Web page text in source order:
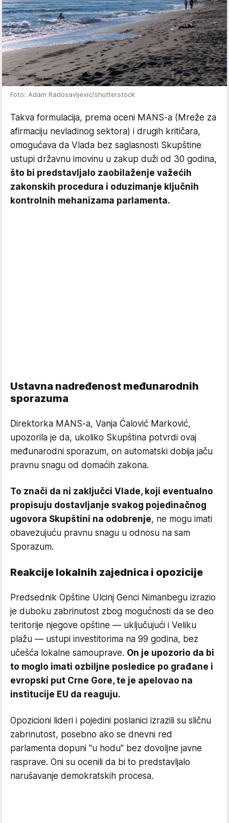
Foto: Adam Radosavljevic/shutterstock
Takva formulacija, prema oceni MANS-a (Mreže za
afirmaciju nevladinog sektora) i drugih kritičara,
omogućava da Vlada bez saglasnosti Skupštine
ustupi državnu imovinu u zakup duži od 30 godina,
što bi predstavljalo zaobilaženje važećih
zakonskih procedura i oduzimanje ključnih
kontrolnih mehanizama parlamenta.
Ustavna nadređenost međunarodnih
sporazuma
Direktorka MANS-a, Vanja Ćalović Marković,
upozorila je da, ukoliko Skupština potvrdi ovaj
međunarodni sporazum, on automatski dobija jaču
pravnu snagu od domaćih zakona.
To znači da ni zaključci Vlade, koji eventualno
propisuju dostavljanje svakog pojedinačnog
ugovora Skupštini na odobrenje, ne mogu imati
obavezujuću pravnu snagu u odnosu na sam
Sporazum.
Reakcije lokalnih zajednica i opozicije
Predsednik Opštine Ulcinj Genci Nimanbegu izrazio
je duboku zabrinutost zbog mogućnosti da se deo
teritorije njegove opštine — uključujući i Veliku
plažu — ustupi investitorima na 99 godina, bez
učešća lokalne samouprave. On je upozorio da bi
to moglo imati ozbiljne posledice po građane i
evropski put Crne Gore, te je apelovao na
institucije EU da reaguju.
Opozicioni lideri i pojedini poslanici izrazili su sličnu
zabrinutost, posebno ako se dnevni red
parlamenta dopuni "u hodu" bez dovoljne javne
rasprave. Oni su ocenili da bi to predstavljalo
narušavanje demokratskih procesa.